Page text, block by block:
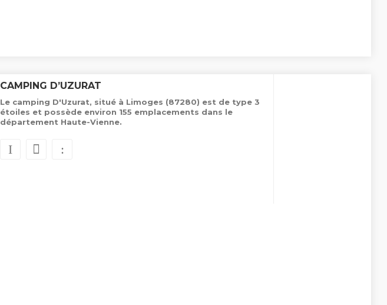
CAMPING D’UZURAT
Le camping D'Uzurat, situé à Limoges (87280) est de type 3
étoiles et possède environ 155 emplacements dans le
département Haute-Vienne.